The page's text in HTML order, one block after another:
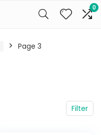
0
Page 3
Filter